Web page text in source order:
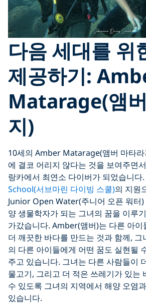
다음 세대를 위
제공하기:
Matarage(앰
지)
10세의 Amber Matarage(앰버 마타라
에 결코 어리지 않다는 것을 보여주면
랑카에서 최연소 다이버가 되었습니다.
School(서브마린 다이빙 스쿨)의 지원
Junior Open Water(주니어 오픈 워터)
양 생물학자가 되는 그녀의 꿈을 이루
가갔습니다. Amber(앰버)는 다른 아이
더 깨끗한 바다를 만드는 것과 함께, 그
의 다른 아이들에게 어떤 꿈도 실현될
주고 있습니다. 그녀는 다른 사람들이
물고기, 그리고 더 적은 쓰레기가 있는
수 있도록 그녀의 지역에서 해양 오염
있습니다.